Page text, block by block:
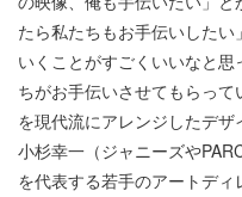
たら私たちもお手伝いした
いくことがすごくいいなと
ちがお手伝いさせてもらっ
を現代流にアレンジしたデ
小杉幸一（ジャニーズや
を代表する若手のアートデ